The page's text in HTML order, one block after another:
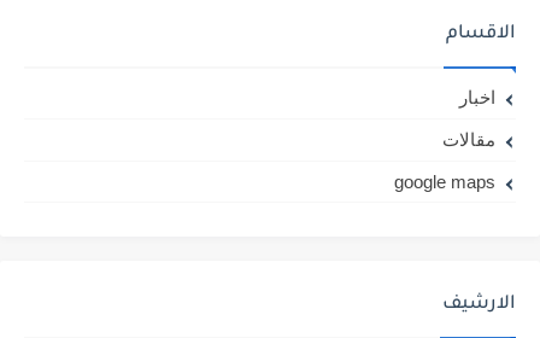
الاقسام
اخبار
مقالات
google maps
الارشيف